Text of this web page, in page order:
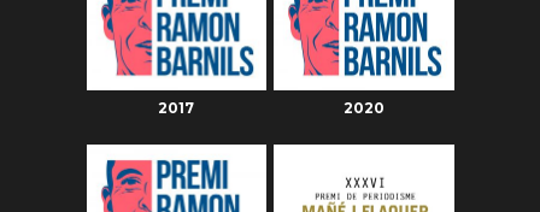
2017 2020